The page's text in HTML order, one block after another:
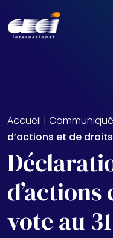
Accueil |
d’actions et de
vote au